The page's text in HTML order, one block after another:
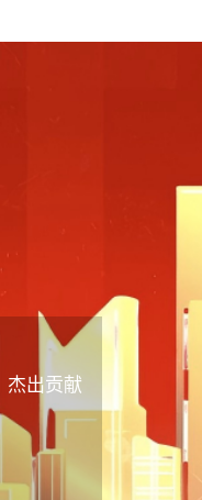
杰出贡献